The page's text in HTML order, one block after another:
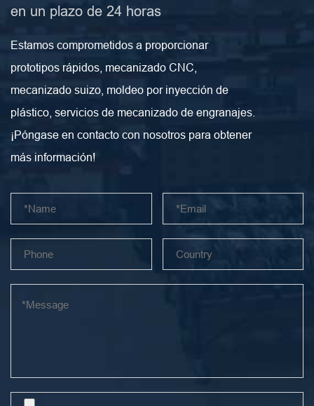
en un plazo de 24 horas
Estamos comprometidos a proporcionar
prototipos rápidos, mecanizado CNC,
mecanizado suizo, moldeo por inyección de
plástico, servicios de mecanizado de engranajes.
¡Póngase en contacto con nosotros para obtener
más información!